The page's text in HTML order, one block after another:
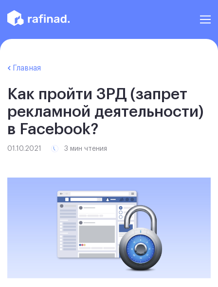
Главная
Как пройти ЗРД (запрет
рекламной деятельности)
в Facebook?
01.10.2021 3 мин чтения